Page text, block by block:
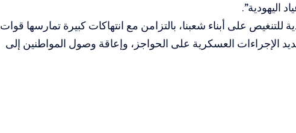
اليهودية”.
للتنغيص على أبناء شعبنا، بالتزامن مع انتهاكات كبيرة تمارسها قوات
الإجراءات العسكرية على الحواجز، وإعاقة وصول المواطنين إلى